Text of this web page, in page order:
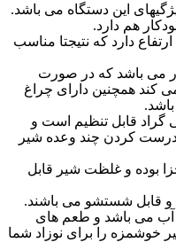
در 10ثانیه از ویژگیهای این دستگاه می باشد.
هم دارد.
دارد که نتیجتا مناسب
می باشد که در صورت
کند همچنین دارای چراغ
سانتی گراد قابل تنظیم است و
درست کردن چند وعده شیر
بوده و غلظت شیر قابل
قابل شستشو می باشند.
می باشد و طعم های
خوشمزه را برای نوزاد شما